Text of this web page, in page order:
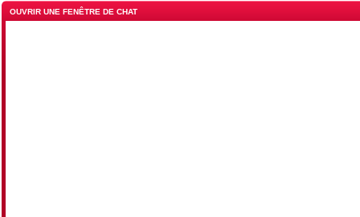
OUVRIR UNE FENÊTRE DE CHAT